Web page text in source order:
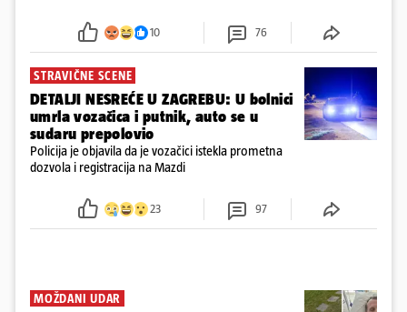
požar, rekao je vlasnik
10 76
STRAVIČNE SCENE
DETALJI NESREĆE U ZAGREBU: U bolnici
umrla vozačica i putnik, auto se u
sudaru prepolovio
Policija je objavila da je vozačici istekla prometna
dozvola i registracija na Mazdi
23 97
MOŽDANI UDAR